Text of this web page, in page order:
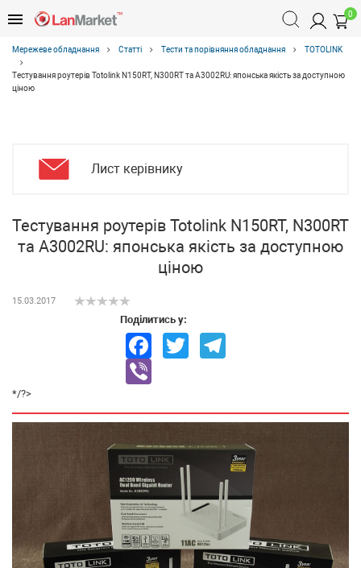
0
Мережеве обладнання Статті Тести та порівняння обладнання TOTOLINK
Тестування роутерів Totolink N150RT, N300RT та A3002RU: японська якість за доступною
ціною
Лист керівнику
Тестування роутерів Totolink N150RT, N300RT
та A3002RU: японська якість за доступною
ціною
15.03.2017
Поділитись у:
Facebook Twitter
*/?>